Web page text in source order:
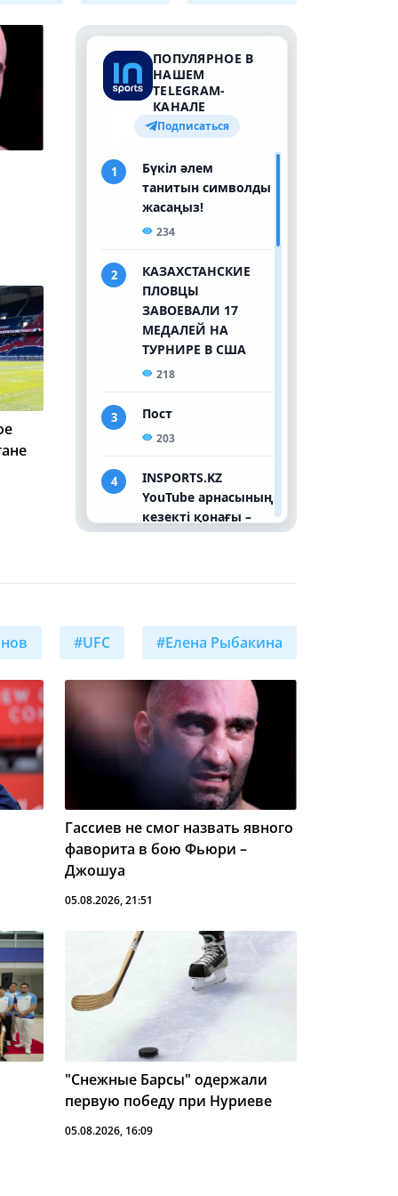
фиджитал-баскетболе на
GOTF-2026 завершилось
сенсацией
Два казахстанца сыграют
в финалах квалификации
World Tennis в Астане
квалификации ЛЧ может
встретиться с АЕК
Леннокс Льюис ставит на
"Снежные Барсы"
стартовали на G-Drive в
Омске с поражения
"Семей" подписал двух
В Астане юные
парапловцы поборются
за победу на турнире
Samruk Alaman
Перспективный грек
стал стажером XDS
Team
собой третью строчку
20:28
Семь казахстанок
прошли старт
квалификации World
Tennis в Астане
11:58
Эвенепул стал
рекордсменом Классики
11:21
Черевченко
дебют в "Актобе"
"Астана" завершила
борьбу на уровне
четвертьфинала GOTF
08:02
Куламбаева выиграла
41 титул в парах в
карьере
МХЛ учла интересы
#UFC #Елена Рыбакина
Гассиев не смог назвать явного
фаворита в бою Фьюри –
Джошуа
05.08.2026, 21:51
"Снежные Барсы" одержали
первую победу при Нуриеве
05.08.2026, 16:09